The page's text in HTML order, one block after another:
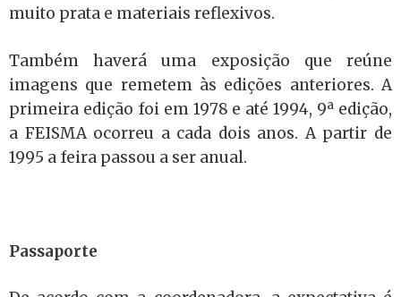
muito prata e materiais reflexivos.
Também haverá uma exposição que reúne
imagens que remetem às edições anteriores. A
primeira edição foi em 1978 e até 1994, 9ª edição,
a FEISMA ocorreu a cada dois anos. A partir de
1995 a feira passou a ser anual.
Passaporte